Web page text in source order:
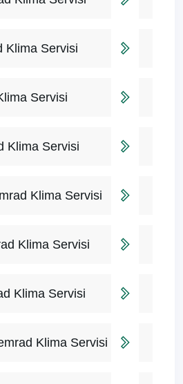
Klima Servisi
Servisi
Klima Servisi
Klima Servisi
Klima Servisi
Klima Servisi
Klima Servisi